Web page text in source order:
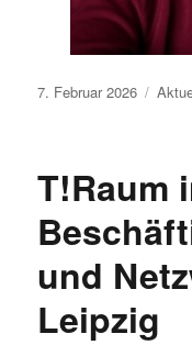
Veröffentlicht
7. Februar 2026
T!Raum
und
Leipzig